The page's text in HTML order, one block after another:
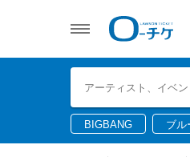
BIGBANG ブル